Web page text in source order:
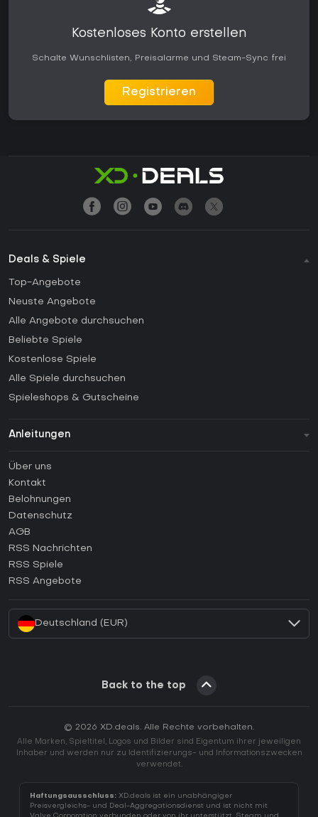
Kostenloses Konto erstellen
Schalte Wunschlisten, Preisalarme und Steam-Sync frei
Registrieren
Deals & Spiele
Top-Angebote
Neuste Angebote
Alle Angebote durchsuchen
Beliebte Spiele
Kostenlose Spiele
Alle Spiele durchsuchen
Spieleshops & Gutscheine
Anleitungen
Anleitungen
Wie aktiviert man einen Steam CD Key?
Wie aktiviert man einen Epic Games CD Key?
Wie aktiviert man einen GOG CD Key?
Wie aktiviert man einen Ubisoft Connect CD Key?
Über uns
Kontakt
Belohnungen
Datenschutz
AGB
RSS Nachrichten
RSS Spiele
RSS Angebote
Deutschland (EUR)
Back to the top
© 2026 XD.deals. Alle Rechte vorbehalten.
Alle Marken, Spieltitel, Logos und Bilder sind Eigentum ihrer jeweiligen
Inhaber und werden nur zu Identifizierungs- und Informationszwecken
verwendet.
Haftungsausschluss: XD.deals ist ein unabhängiger
Preisvergleichs- und Deal-Aggregationsdienst und ist nicht mit